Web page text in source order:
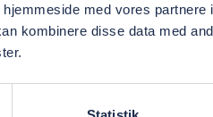
med vores partnere
kombinere disse data med